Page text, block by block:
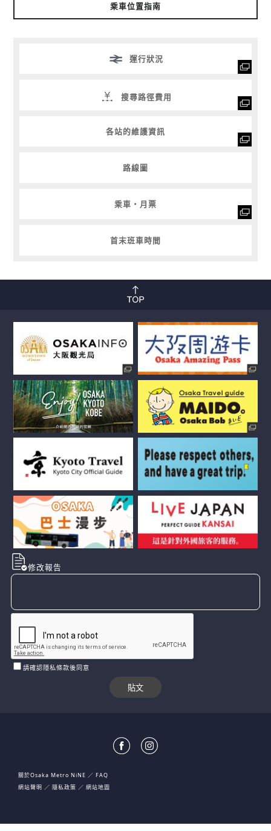
乘車位置指南
運行狀況
搜尋路徑費用
各站的維護資訊
路線圖
乘車・月票
首末班車時間
修改報告
請確認隱私條款後同意
關於Osaka Metro NiNE
FAQ
網站聲明
隱私政策 網站地圖